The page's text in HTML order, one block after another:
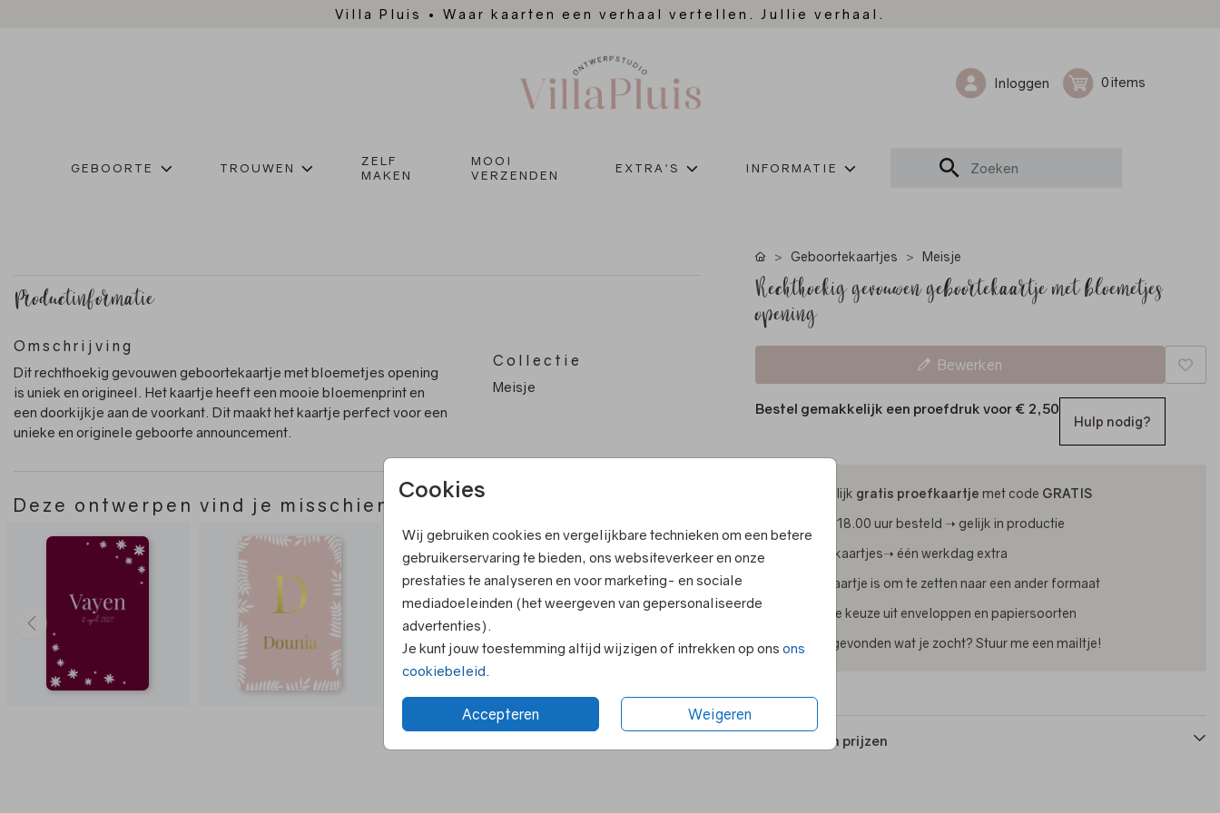
Villa Pluis • Waar kaarten een verhaal vertellen. Jullie verhaal.
Inloggen 0
GEBOORTE TROUWEN
ZELF
MAKEN
MOOI
VERZENDEN
EXTRA'S INFORMATIE
Cookies
Wij gebruiken cookies en vergelijkbare technieken om een betere
gebruikerservaring te bieden, ons websiteverkeer en onze
prestaties te analyseren en voor marketing- en sociale
mediadoeleinden (het weergeven van gepersonaliseerde
advertenties).
Je kunt jouw toestemming altijd wijzigen of intrekken op ons ons
cookiebeleid
Accepteren Weigeren
Productinformatie
Omschrijving
Dit rechthoekig gevouwen geboortekaartje met bloemetjes opening
is uniek en origineel. Het kaartje heeft een mooie bloemenprint en
een doorkijkje aan de voorkant. Dit maakt het kaartje perfect voor een
unieke en originele geboorte announcement.
Collectie
Meisje
Deze ontwerpen vind je misschien ook leuk
Geboortekaartjes Meisje
Rechthoekig gevouwen geboortekaartje met bloemetjes
opening
Bewerken
Bestel gemakkelijk een proefdruk voor € 2,50
Hulp nodig?
Tijdelijk gratis proefkaartje met code GRATIS
Voor 18.00 uur besteld ➝ gelijk in productie
Foliekaartjes➝ één werkdag extra
Elk kaartje is om te zetten naar een ander formaat
Ruime keuze uit enveloppen en papiersoorten
Niet gevonden wat je zocht? Stuur me een mailtje!
Formaten en prijzen